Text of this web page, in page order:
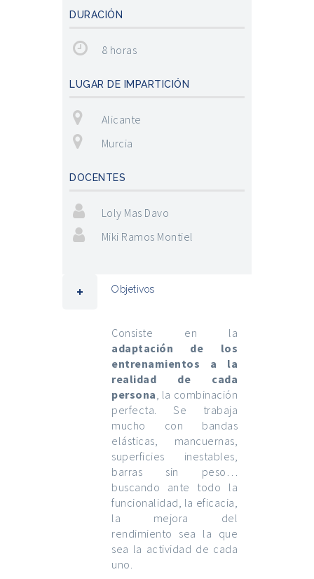
DURACIÓN
8 horas
LUGAR DE IMPARTICIÓN
Alicante
Murcia
DOCENTES
Loly Mas Davo
Miki Ramos Montiel
Objetivos
Consiste en la
adaptación de los
entrenamientos a la
realidad de cada
persona, la combinación
perfecta. Se trabaja
mucho con bandas
elásticas, mancuernas,
superficies inestables,
barras sin peso…
buscando ante todo la
funcionalidad, la eficacia,
la mejora del
rendimiento sea la que
sea la actividad de cada
uno.